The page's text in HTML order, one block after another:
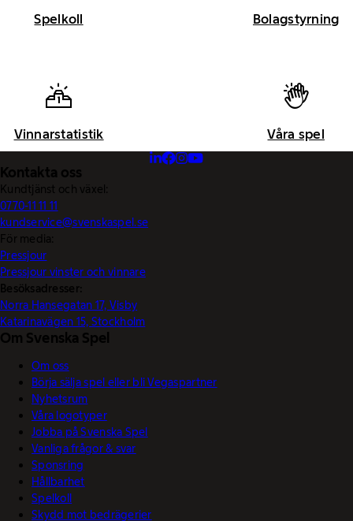
Spelkoll Bolagstyrning
Vinnarstatistik Våra spel
Kontakta oss
Kundtjänst och växel:
0770-11 11 11
kundservice@svenskaspel.se
För media:
Pressjour
Pressjour vinster och vinnare
Besöksadresser:
Norra Hansegatan 17, Visby
Katarinavägen 15, Stockholm
Om Svenska Spel
Om oss
Börja sälja spel eller bli Vegaspartner
Nyhetsrum
Våra logotyper
Jobba på Svenska Spel
Vanliga frågor & svar
Sponsring
Hållbarhet
Spelkoll
Skydd mot bedrägerier